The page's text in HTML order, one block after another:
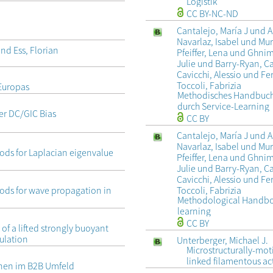
Ess, Florian
DC/GIC Bias
for Laplacian eigenvalue
for wave propagation in
of a lifted strongly buoyant
im B2B Umfeld
CC BY-NC-ND
Cantalejo, María J und
Navarlaz, Isabel und
Pfeiffer, Lena und
Julie und Barry-Ryan,
Cavicchi, Alessio und
Toccoli, Fabrizia
Methodisches
durch Service-Learning
CC BY
Cantalejo, María J und
Navarlaz, Isabel und
Pfeiffer, Lena und
Julie und Barry-Ryan,
Cavicchi, Alessio und
Toccoli, Fabrizia
Methodological
learning
CC BY
Unterberger, Michael J.
Microstructurally-
linked filamentous